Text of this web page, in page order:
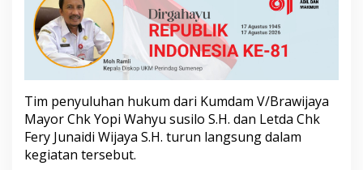
a
r
n
K
o
r
e
Tim penyuluhan hukum dari Kumdam V/Brawijaya
Mayor Chk Yopi Wahyu susilo S.H. dan Letda Chk
Fery Junaidi Wijaya S.H. turun langsung dalam
kegiatan tersebut.